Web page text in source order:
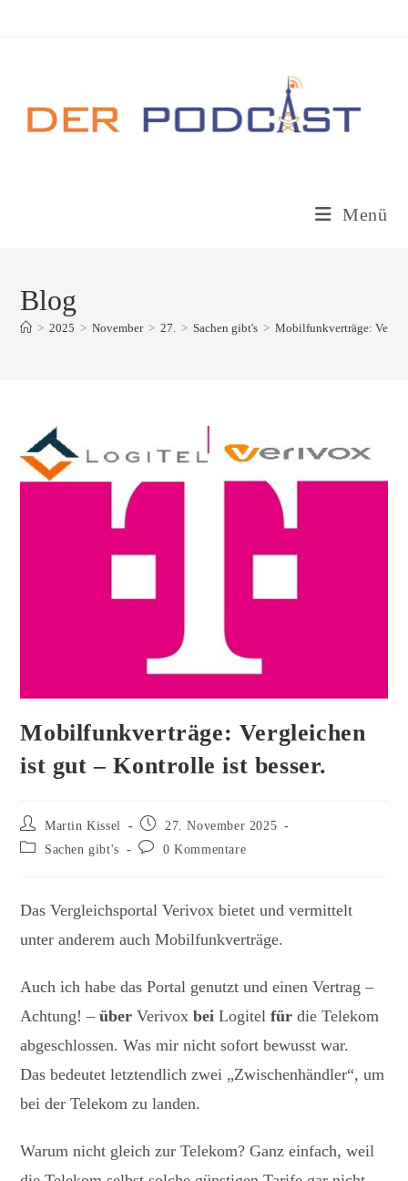
Menü
Blog
> 2025 > November > 27. > Sachen gibt's > Mobilfunkverträge:
Mobilfunkverträge: Vergleichen
ist gut – Kontrolle ist besser.
Beitrags-
Autor:
Martin Kissel
Beitrag
veröffentlicht:
27. November 2025
Beitrags-Sachen gibt's
Beitrags-0 Kommentare
Das Vergleichsportal Verivox bietet und vermittelt
unter anderem auch Mobilfunkverträge.
Auch ich habe das Portal genutzt und einen Vertrag –
Achtung! –überVerivoxbei Logitelfür die Telekom
abgeschlossen. Was mir nicht sofort bewusst war.
Das bedeutet letztendlich zwei „Zwischenhändler“, um
bei der Telekom zu landen.
Warum nicht gleich zur Telekom? Ganz einfach, weil